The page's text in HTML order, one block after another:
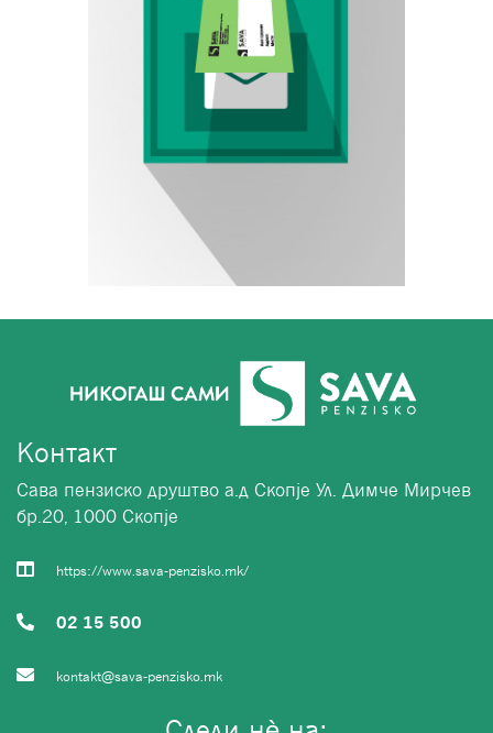
Контакт
Сава пензиско друштво а.д Скопје Ул. Димче Мирчев
бр.20, 1000 Скопје
https://www.sava-penzisko.mk/
02 15 500
kontakt@sava-penzisko.mk